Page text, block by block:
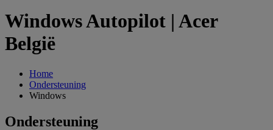
Windows Autopilot | Acer
België
Home
Ondersteuning
Windows
Ondersteuning